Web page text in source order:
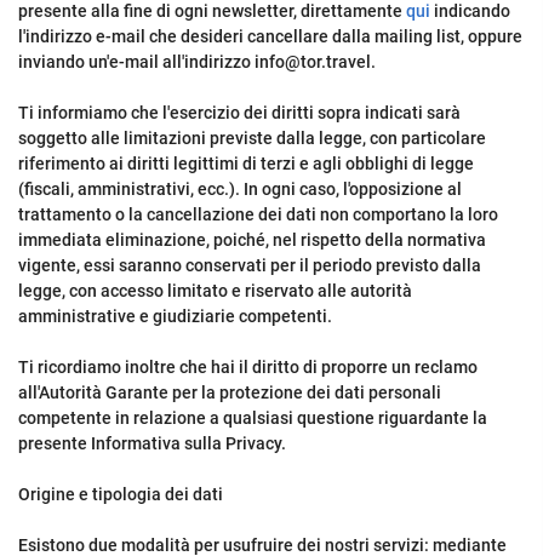
presente alla fine di ogni newsletter, direttamente qui indicando
l'indirizzo e-mail che desideri cancellare dalla mailing list, oppure
inviando un'e-mail all'indirizzo info@tor.travel.
Ti informiamo che l'esercizio dei diritti sopra indicati sarà
soggetto alle limitazioni previste dalla legge, con particolare
riferimento ai diritti legittimi di terzi e agli obblighi di legge
(fiscali, amministrativi, ecc.). In ogni caso, l'opposizione al
trattamento o la cancellazione dei dati non comportano la loro
immediata eliminazione, poiché, nel rispetto della normativa
vigente, essi saranno conservati per il periodo previsto dalla
legge, con accesso limitato e riservato alle autorità
amministrative e giudiziarie competenti.
Ti ricordiamo inoltre che hai il diritto di proporre un reclamo
all'Autorità Garante per la protezione dei dati personali
competente in relazione a qualsiasi questione riguardante la
presente Informativa sulla Privacy.
Origine e tipologia dei dati
Esistono due modalità per usufruire dei nostri servizi: mediante